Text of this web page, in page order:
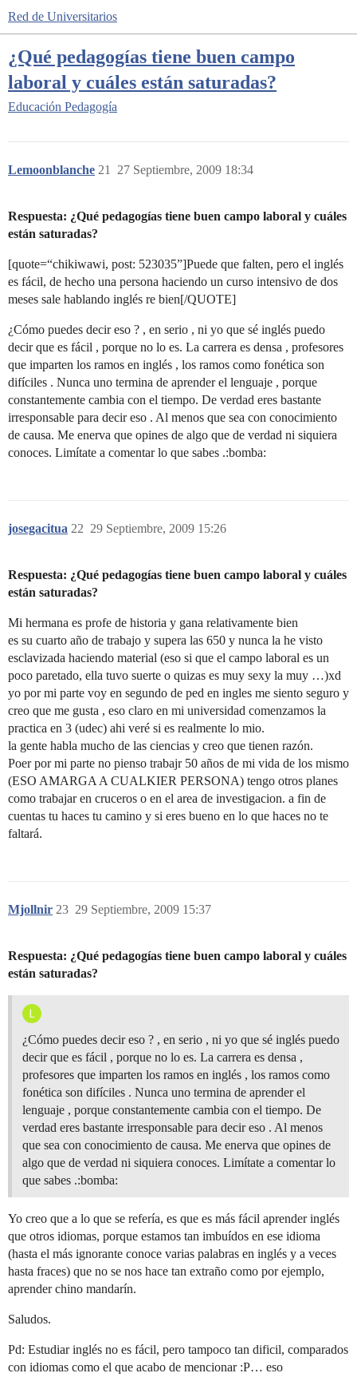
Red de Universitarios
¿Qué pedagogías tiene buen campo
laboral y cuáles están saturadas?
Educación Pedagogía
Lemoonblanche 27 Septiembre, 2009 18:34
21
Respuesta: ¿Qué pedagogías tiene buen campo laboral y cuáles
están saturadas?
[quote=“chikiwawi, post: 523035”]Puede que falten, pero el inglés
es fácil, de hecho una persona haciendo un curso intensivo de dos
meses sale hablando inglés re bien[/QUOTE]
¿Cómo puedes decir eso ? , en serio , ni yo que sé inglés puedo
decir que es fácil , porque no lo es. La carrera es densa , profesores
que imparten los ramos en inglés , los ramos como fonética son
difíciles . Nunca uno termina de aprender el lenguaje , porque
constantemente cambia con el tiempo. De verdad eres bastante
irresponsable para decir eso . Al menos que sea con conocimiento
de causa. Me enerva que opines de algo que de verdad ni siquiera
conoces. Limítate a comentar lo que sabes .:bomba:
josegacitua 29 Septiembre, 2009 15:26
22
Respuesta: ¿Qué pedagogías tiene buen campo laboral y cuáles
están saturadas?
Mi hermana es profe de historia y gana relativamente bien
es su cuarto año de trabajo y supera las 650 y nunca la he visto
esclavizada haciendo material (eso si que el campo laboral es un
poco paretado, ella tuvo suerte o quizas es muy sexy la muy …)xd
yo por mi parte voy en segundo de ped en ingles me siento seguro y
creo que me gusta , eso claro en mi universidad comenzamos la
practica en 3 (udec) ahi veré si es realmente lo mio.
la gente habla mucho de las ciencias y creo que tienen razón.
Poer por mi parte no pienso trabajr 50 años de mi vida de los mismo
(ESO AMARGA A CUALKIER PERSONA) tengo otros planes
como trabajar en cruceros o en el area de investigacion. a fin de
cuentas tu haces tu camino y si eres bueno en lo que haces no te
faltará.
Mjollnir 29 Septiembre, 2009 15:37
23
Respuesta: ¿Qué pedagogías tiene buen campo laboral y cuáles
están saturadas?
¿Cómo puedes decir eso ? , en serio , ni yo que sé inglés puedo
decir que es fácil , porque no lo es. La carrera es densa ,
profesores que imparten los ramos en inglés , los ramos como
fonética son difíciles . Nunca uno termina de aprender el
lenguaje , porque constantemente cambia con el tiempo. De
verdad eres bastante irresponsable para decir eso . Al menos
que sea con conocimiento de causa. Me enerva que opines de
algo que de verdad ni siquiera conoces. Limítate a comentar lo
que sabes .:bomba:
Yo creo que a lo que se refería, es que es más fácil aprender inglés
que otros idiomas, porque estamos tan imbuídos en ese idioma
(hasta el más ignorante conoce varias palabras en inglés y a veces
hasta fraces) que no se nos hace tan extraño como por ejemplo,
aprender chino mandarín.
Saludos.
Pd: Estudiar inglés no es fácil, pero tampoco tan dificil, comparados
con idiomas como el que acabo de mencionar :P… eso